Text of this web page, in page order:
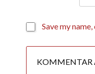
Save my